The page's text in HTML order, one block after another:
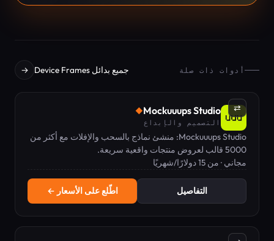
أدوات ذات صلة جميع بدائل Device Frames →
⇄
Mockuuups Studio
◆
التصميم والإبداع
Mockuuups Studio: منشئ نماذج بالسحب والإفلات مع أكثر من
5000 قالب لعروض منتجات واقعية سريعة.
مجاني · من 15 دولارًا/شهريًا
التفاصيل اطّلع على الأسعار ←